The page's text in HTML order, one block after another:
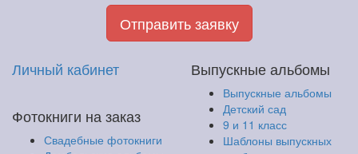
Отправить заявку
Личный кабинет
Фотокниги на заказ
Свадебные фотокниги
Выпускные альбомы
Выпускные альбомы
Детский сад
9 и 11 класс
Шаблоны выпускных